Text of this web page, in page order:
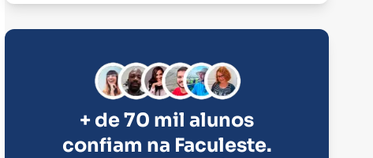
+ de 70 mil alunos
confiam na Faculeste.